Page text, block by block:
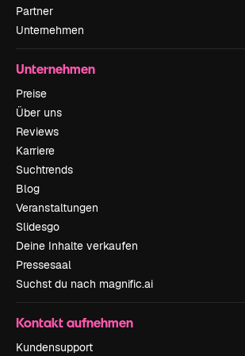
Partner
Unternehmen
Unternehmen
Preise
Über uns
Reviews
Karriere
Suchtrends
Blog
Veranstaltungen
Slidesgo
Deine Inhalte verkaufen
Pressesaal
Suchst du nach magnific.ai
Kontakt aufnehmen
Kundensupport